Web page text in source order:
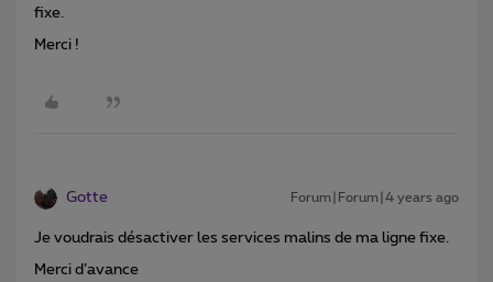
fixe.
Merci !
Gotte Forum|Forum|4 years ago
Je voudrais désactiver les services malins de ma ligne fixe.
Merci d’avance